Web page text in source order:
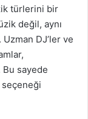
türlerini bir
değil, aynı
DJ’ler ve
sayede